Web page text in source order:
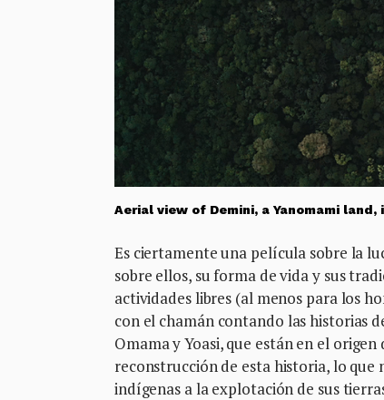
Aerial view of Demini, a Yanomami
Es ciertamente una película sobre la
sobre ellos, su forma de vida y sus
actividades libres (al menos para los
con el chamán contando las historias
Omama y Yoasi, que están en el
reconstrucción de esta historia, lo que
indígenas a la explotación de sus